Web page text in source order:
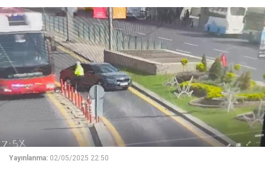
Yayınlanma: 02/05/2025 22:50